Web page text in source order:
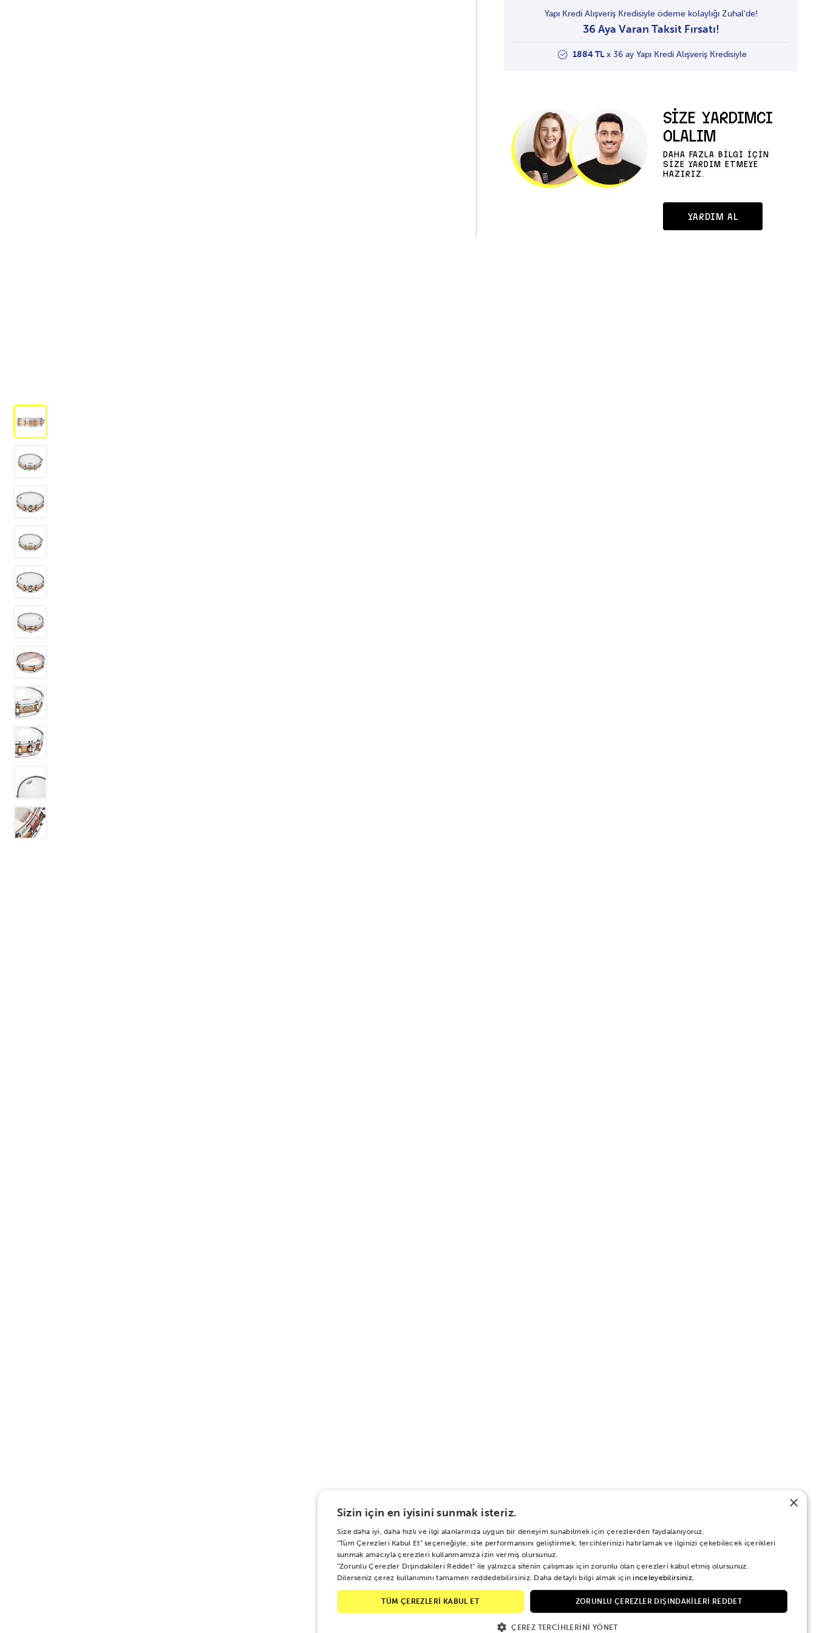
Yapı Kredi Alışveriş Kredisiyle ödeme kolaylığı Zuhal'de!
36 Aya Varan Taksit Fırsatı!
1884 TLx 36 ay Yapı Kredi Alışveriş Kredisiyle
SİZE YARDIMCI
OLALIM
DAHA FAZLA BİLGİ İÇİN
SİZE YARDIM ETMEYE
HAZIRIZ.
YARDIM AL
×
Sizin için en iyisini sunmak isteriz.
Size daha iyi, daha hızlı ve ilgi alanlarınıza uygun bir deneyim sunabilmek için çerezlerden faydalanıyoruz.
“Tüm Çerezleri Kabul Et” seçeneğiyle, site performansını geliştirmek, tercihlerinizi hatırlamak ve ilginizi çekebilecek içerikleri
sunmak amacıyla çerezleri kullanmamıza izin vermiş olursunuz.
“Zorunlu Çerezler Dışındakileri Reddet” ile yalnızca sitenin çalışması için zorunlu olan çerezleri kabul etmiş olursunuz.
Dilerseniz çerez kullanımını tamamen reddedebilirsiniz. Daha detaylı bilgi almak içininceleyebilirsiniz.
TÜM ÇEREZLERİ KABUL ET ZORUNLU ÇEREZLER DIŞINDAKILERI REDDET
ÇEREZ TERCIHLERINI YÖNET